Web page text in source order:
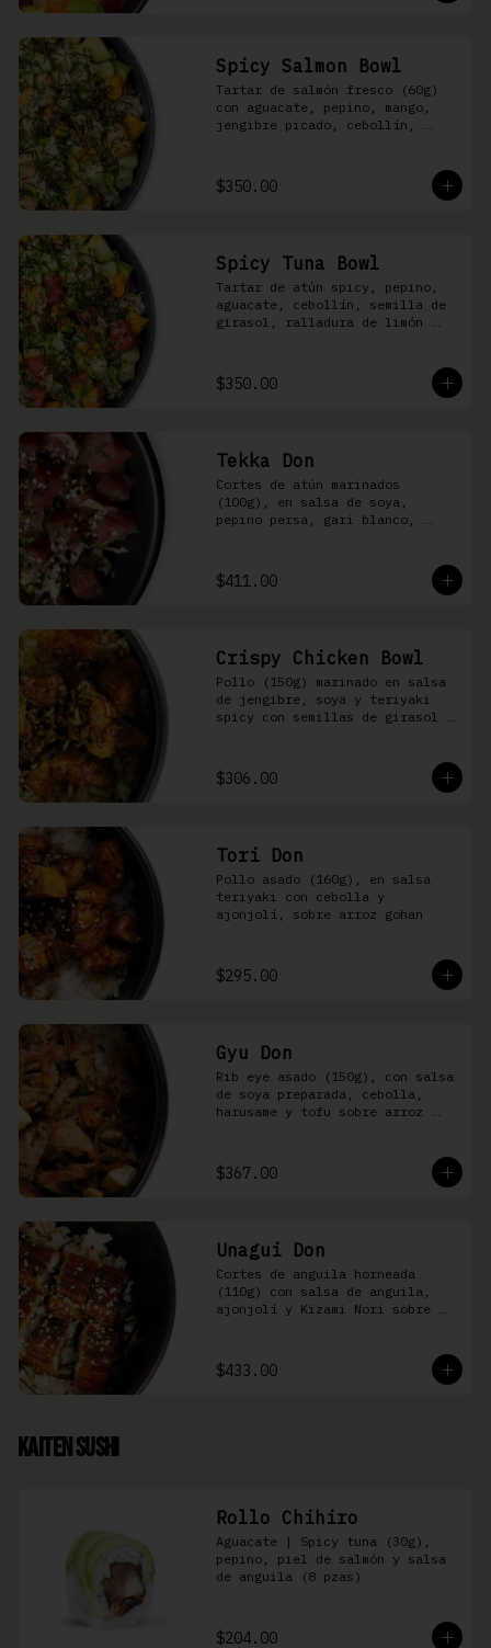
Spicy Salmon Bowl
Tartar de salmón fresco (60g)
con aguacate, pepino, mango,
jengibre picado, cebollín,
shari
$350.00
Spicy Tuna Bowl
Tartar de atún spicy, pepino,
aguacate, cebollín, semilla de
girasol, ralladura de limón
$350.00
Tekka Don
Cortes de atún marinados
(100g), en salsa de soya,
pepino persa, gari blanco,
$411.00
Crispy Chicken Bowl
Pollo (150g) marinado en salsa
de jengibre, soya y teriyaki
spicy con semillas de girasol y
$306.00
Tori Don
Pollo asado (160g), en salsa
teriyaki con cebolla y
ajonjolí, sobre arroz gohan
$295.00
Gyu Don
Rib eye asado (150g), con salsa
de soya preparada, cebolla,
harusame y tofu sobre arroz
$367.00
Unagui Don
Cortes de anguila horneada
(110g) con salsa de anguila,
ajonjolí y Kizami Nori sobre
$433.00
Kaiten Sushi
Rollo Chihiro
Aguacate | Spicy tuna (30g),
pepino, piel de salmón y salsa
de anguila (8 pzas)
$204.00